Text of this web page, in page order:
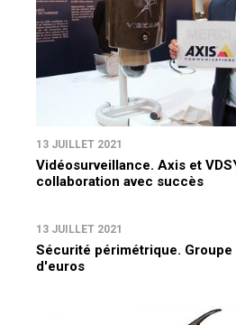
13 JUILLET 2021
Vidéosurveillance. Axis et
collaboration avec succès
13 JUILLET 2021
Sécurité périmétrique.
d'euros